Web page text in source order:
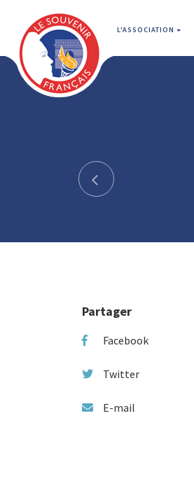
L'ASSOCIATION
Partager
Facebook
Twitter
E-mail